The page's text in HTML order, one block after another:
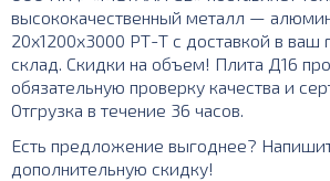
высококачественный металл —
20х1200х3000 РТ-Т с доставкой в ваш
склад. Скидки на объем! Плита Д16
обязательную проверку качества и
Отгрузка в течение 36 часов.
Есть предложение выгоднее?
дополнительную скидку!